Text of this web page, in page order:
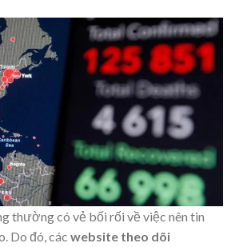
thường có vẻ bối rối về việc nên tin
Do đó, các website theo dõi